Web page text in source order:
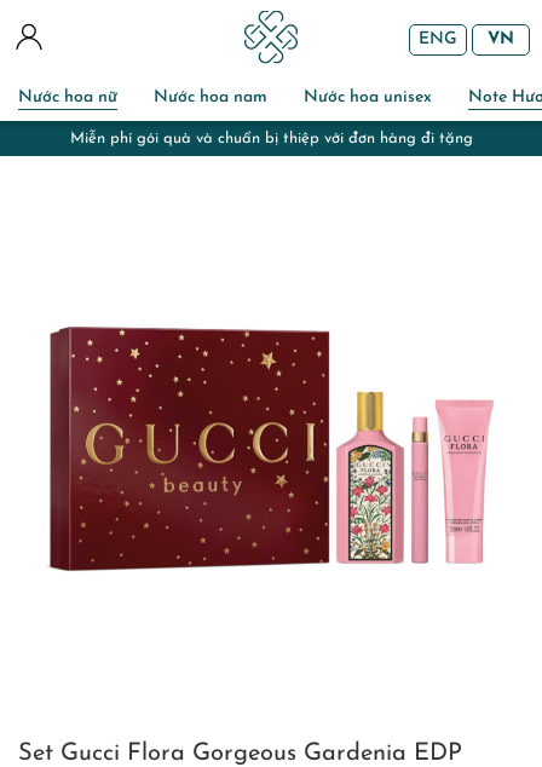
Nước hoa nữ Nước hoa nam Nước hoa unisex Note
ENG VN
Miễn phí gói quà và chuẩn bị thiệp với đơn hàng đi tặng
Set Gucci Flora Gorgeous Gardenia EDP